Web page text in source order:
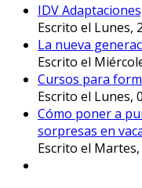
IDV
Escrito el Lunes,
La nueva
Escrito el
Cursos para
Escrito el Lunes,
Cómo poner a
sorpresas en
Escrito el Martes,